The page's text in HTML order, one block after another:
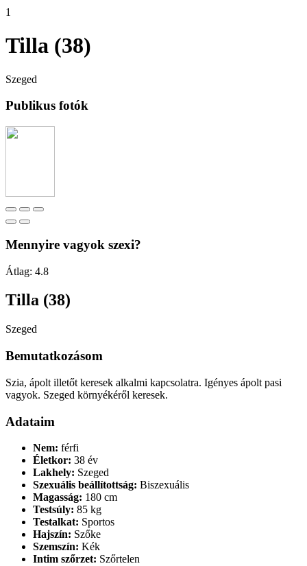
1
Tilla (38)
Szeged
Publikus fotók
Mennyire vagyok szexi?
Átlag: 4.8
Tilla (38)
Szeged
Bemutatkozásom
Szia, ápolt illetőt keresek alkalmi kapcsolatra. Igényes ápolt pasi
vagyok. Szeged környékéről keresek.
Adataim
Nem: férfi
Életkor: 38 év
Lakhely: Szeged
Szexuális beállítottság: Biszexuális
Magasság: 180 cm
Testsúly: 85 kg
Testalkat: Sportos
Hajszín: Szőke
Szemszín: Kék
Intim szőrzet: Szőrtelen